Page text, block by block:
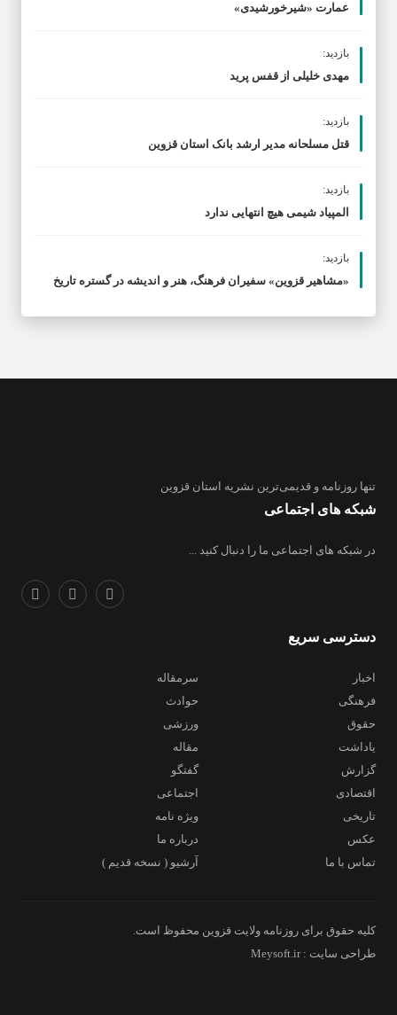
عمارت «شیرخورشیدی»
بازدید:
مهدی خلیلی از قفس پرید
بازدید:
قتل مسلحانه مدیر ارشد بانک استان قزوین
بازدید:
المپیاد شیمی هیچ انتهایی ندارد
بازدید:
«مشاهیر قزوین» سفیران فرهنگ، هنر و اندیشه در گستره تاریخ
تنها روزنامه و قدیمی‌ترین نشریه استان قزوین
شبکه های اجتماعی
در شبکه های اجتماعی ما را دنبال کنید ...
دسترسی سریع
اخبار
سرمقاله
فرهنگی
حوادث
حقوق
ورزشی
یاداشت
مقاله
گزارش
گفتگو
اقتصادی
اجتماعی
تاریخی
ویژه نامه
عکس
درباره ما
تماس با ما
آرشیو ( نسخه قدیم )
کلیه حقوق برای روزنامه ولایت قزوین محفوظ است.
طراحی سایت : Meysoft.ir